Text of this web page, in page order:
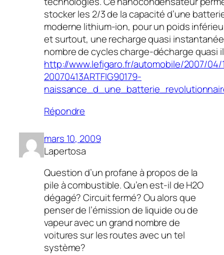
stocker les 2/3 de la capacité d’une
moderne lithium-ion, pour un poids
et surtout, une recharge quasi
nombre de cycles charge-décharge quasi
http://www.lefigaro.fr/automobile/2007/04/
20070413ARTFIG90179-
Répondre
mars 10, 2009
Lapertosa
Question d’un profane à propos de la
pile à combustible. Qu’en est-il de H2O
dégagé? Circuit fermé? Ou alors que
penser de l’émission de liquide ou de
vapeur avec un grand nombre de
voitures sur les routes avec un tel
système?